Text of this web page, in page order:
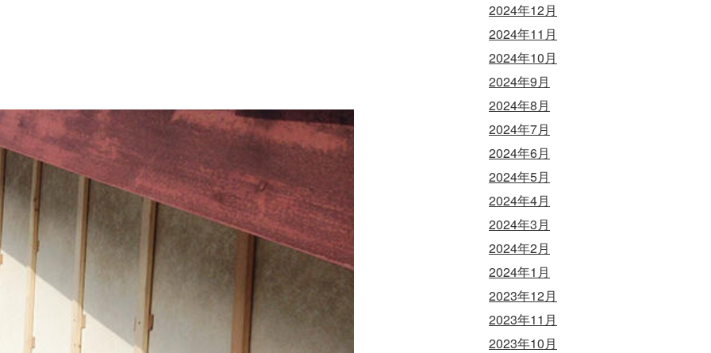
2024年12月
2024年11月
2024年10月
2024年9月
2024年8月
2024年7月
2024年6月
2024年5月
2024年4月
2024年3月
2024年2月
2024年1月
2023年12月
2023年11月
2023年10月